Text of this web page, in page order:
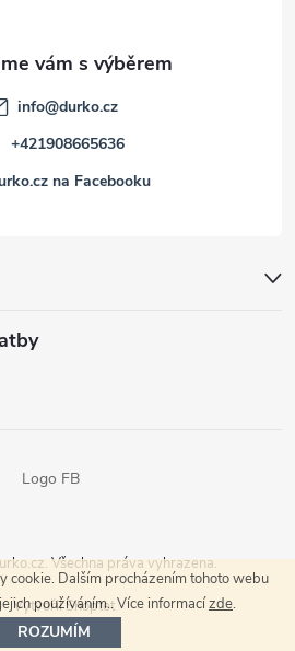
cookie. Dalším procházením tohoto webu
používáním.. Více informacízde.
ROZUMÍM
info@durko.cz
+421908665636
na Facebooku
Logo FB
Vytvořil Shoptet
. Všechna práva vyhrazena.